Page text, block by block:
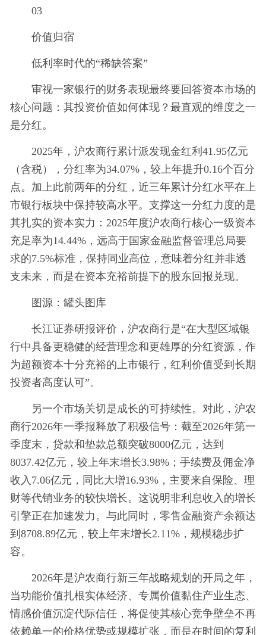
03
价值归宿
低利率时代的“稀缺答案”
审视一家银行的财务表现最终要回答资本市场的
核心问题：其投资价值如何体现？最直观的维度之一
是分红。
2025年，沪农商行累计派发现金红利41.95亿元
（含税），分红率为34.07%，较上年提升0.16个百分
点。加上此前两年的分红，近三年累计分红水平在上
市银行板块中保持较高水平。支撑这一分红力度的是
其扎实的资本实力：2025年度沪农商行核心一级资本
充足率为14.44%，远高于国家金融监督管理总局要
求的7.5%标准，保持同业高位，意味着分红并非透
支未来，而是在资本充裕前提下的股东回报兑现。
图源：罐头图库
长江证券研报评价，沪农商行是“在大型区域银
行中具备更稳健的经营理念和更雄厚的分红资源，作
为超额资本十分充裕的上市银行，红利价值受到长期
投资者高度认可”。
另一个市场关切是成长的可持续性。对此，沪农
商行2026年一季报释放了积极信号：截至2026年第一
季度末，贷款和垫款总额突破8000亿元，达到
8037.42亿元，较上年末增长3.98%；手续费及佣金净
收入7.06亿元，同比大增16.93%，主要来自保险、理
财等代销业务的较快增长。这说明非利息收入的增长
引擎正在加速发力。与此同时，零售金融资产余额达
到8708.89亿元，较上年末增长2.11%，规模稳步扩
容。
2026年是沪农商行新三年战略规划的开局之年，
当功能价值扎根实体经济、专属价值黏住产业生态、
情感价值沉淀代际信任，将促使其核心竞争壁垒不再
依赖单一的价格优势或规模扩张，而是在时间的复利